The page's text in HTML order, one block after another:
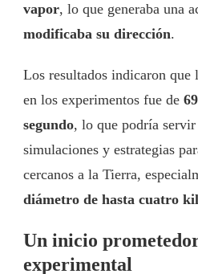
vapor, lo que generaba una
modificaba su dirección.
Los resultados indicaron que
en los experimentos fue de
segundo, lo que podría
simulaciones y estrategias
cercanos a la Tierra,
diámetro de hasta cuatro
Un inicio
experimental